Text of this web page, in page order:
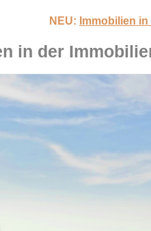
NEU: Immobilien
in der